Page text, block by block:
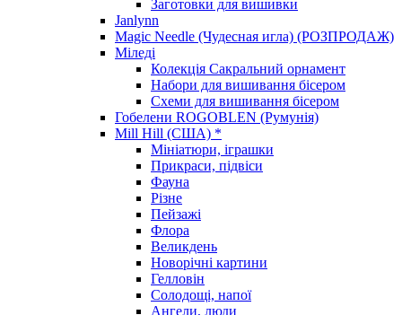
Заготовки для вишивки
Janlynn
Magic Needle (Чудесная игла) (РОЗПРОДАЖ)
Міледі
Колекція Сакральний орнамент
Набори для вишивання бісером
Схеми для вишивання бісером
Гобелени ROGOBLEN (Румунія)
Mill Hill (США) *
Мініатюри, іграшки
Прикраси, підвіси
Фауна
Різне
Пейзажі
Флора
Великдень
Новорічні картини
Гелловін
Солодощі, напої
Ангели, люди